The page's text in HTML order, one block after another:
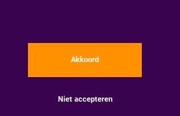
Akkoord
Niet accepteren